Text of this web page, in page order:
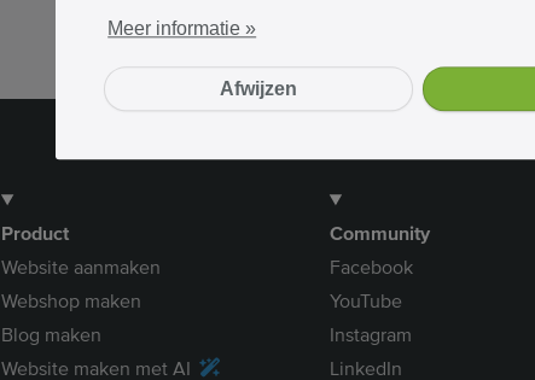
Product
Website aanmaken
Webshop maken
Blog maken
Website maken met AI
Community
Facebook
YouTube
Instagram
LinkedIn
Meer informatie »
Afwijzen